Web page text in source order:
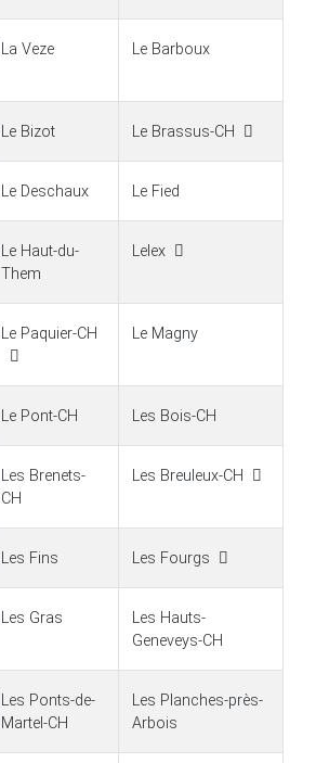
La Veze Le Barboux
Le Bizot Le Brassus-CH
Le Deschaux Le Fied
Le Haut-du-
Them
Lelex
Le Paquier-CH Le Magny
Le Pont-CH Les Bois-CH
Les Brenets-
CH
Les Breuleux-CH
Les Fins Les Fourgs
Les Gras
Les Hauts-
Geneveys-CH
Les Ponts-de-
Martel-CH
Les Planches-près-
Arbois